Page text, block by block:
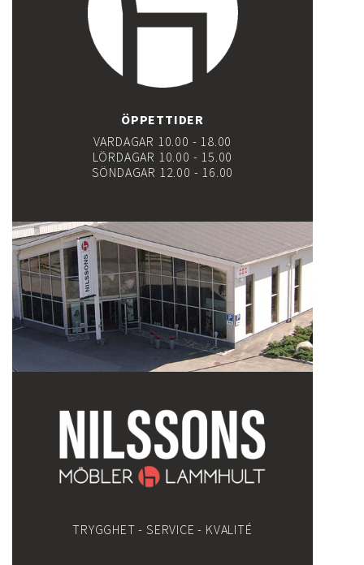
ÖPPETTIDER
VARDAGAR 10.00 - 18.00
LÖRDAGAR 10.00 - 15.00
SÖNDAGAR 12.00 - 16.00
TRYGGHET - SERVICE - KVALITÉ